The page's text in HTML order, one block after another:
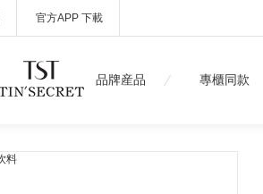
官方APP 下載
品牌産品 專櫃同款